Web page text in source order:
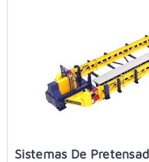
Sistemas De